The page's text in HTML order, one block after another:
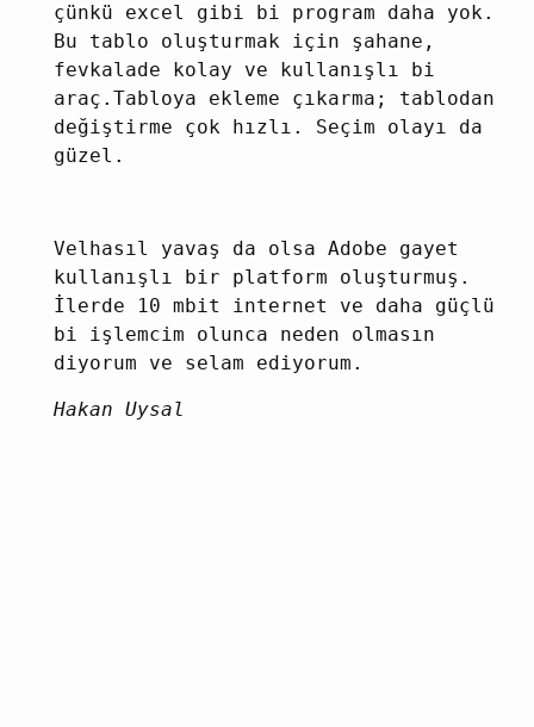
çünkü excel gibi bi program daha yok.
Bu tablo oluşturmak için şahane,
fevkalade kolay ve kullanışlı bi
araç.Tabloya ekleme çıkarma; tablodan
değiştirme çok hızlı. Seçim olayı da
güzel.
Velhasıl yavaş da olsa Adobe gayet
kullanışlı bir platform oluşturmuş.
İlerde 10 mbit internet ve daha güçlü
bi işlemcim olunca neden olmasın
diyorum ve selam ediyorum.
Hakan Uysal